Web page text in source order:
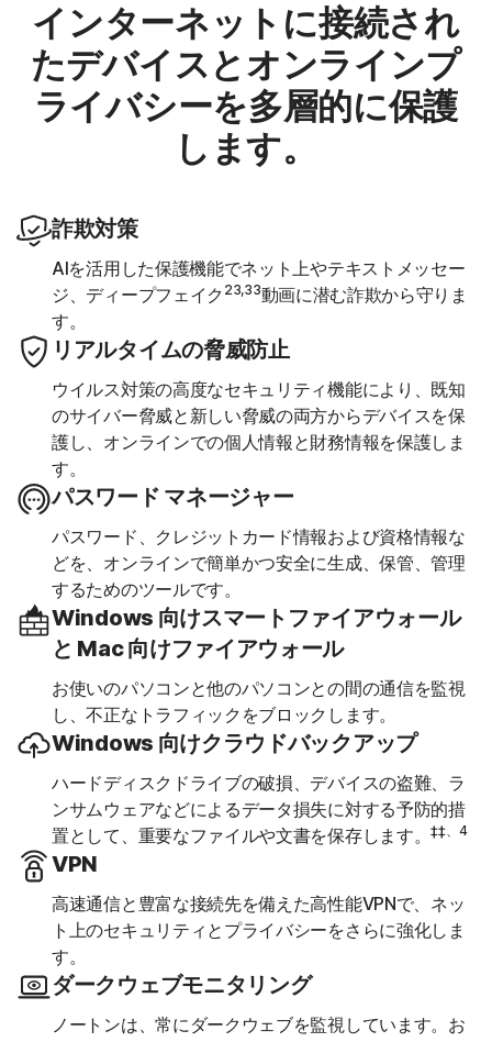
インターネットに接続され
たデバイスとオンラインプ
ライバシーを多層的に保護
します。
詐欺対策
AIを活用した保護機能でネット上やテキストメッセー
ジ、ディープフェイク 23,33動画に潜む詐欺から守りま
す。
リアルタイムの脅威防止
ウイルス対策の高度なセキュリティ機能により、既知
のサイバー脅威と新しい脅威の両方からデバイスを保
護し、オンラインでの個人情報と財務情報を保護しま
す。
パスワード マネージャー
パスワード、クレジットカード情報および資格情報な
どを、オンラインで簡単かつ安全に生成、保管、管理
するためのツールです。
Windows 向けスマートファイアウォール
と Mac 向けファイアウォール
お使いのパソコンと他のパソコンとの間の通信を監視
し、不正なトラフィックをブロックします。
Windows 向けクラウドバックアップ
ハードディスクドライブの破損、デバイスの盗難、ラ
ンサムウェアなどによるデータ損失に対する予防的措
置として、重要なファイルや文書を保存します。‡‡、4
VPN
高速通信と豊富な接続先を備えた高性能VPNで、ネッ
ト上のセキュリティとプライバシーをさらに強化しま
す。
ダークウェブモニタリング
ノートンは、常にダークウェブを監視しています。お